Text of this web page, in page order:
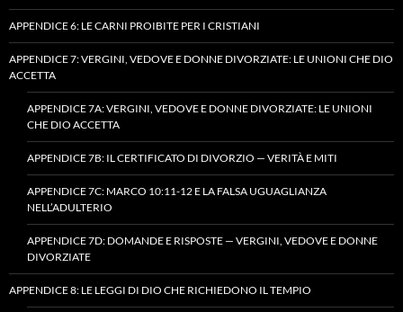
APPENDICE 6: LE CARNI PROIBITE PER I CRISTIANI
APPENDICE 7: VERGINI, VEDOVE E DONNE DIVORZIATE: LE UNIONI CHE DIO
ACCETTA
APPENDICE 7A: VERGINI, VEDOVE E DONNE DIVORZIATE: LE UNIONI
CHE DIO ACCETTA
APPENDICE 7B: IL CERTIFICATO DI DIVORZIO — VERITÀ E MITI
APPENDICE 7C: MARCO 10:11-12 E LA FALSA UGUAGLIANZA
NELL’ADULTERIO
APPENDICE 7D: DOMANDE E RISPOSTE — VERGINI, VEDOVE E DONNE
DIVORZIATE
APPENDICE 8: LE LEGGI DI DIO CHE RICHIEDONO IL TEMPIO